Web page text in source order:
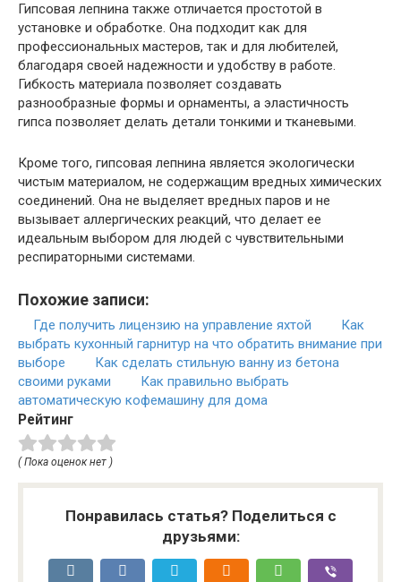
Гипсовая лепнина также отличается простотой в
установке и обработке. Она подходит как для
профессиональных мастеров, так и для любителей,
благодаря своей надежности и удобству в работе.
Гибкость материала позволяет создавать
разнообразные формы и орнаменты, а эластичность
гипса позволяет делать детали тонкими и тканевыми.
Кроме того, гипсовая лепнина является экологически
чистым материалом, не содержащим вредных химических
соединений. Она не выделяет вредных паров и не
вызывает аллергических реакций, что делает ее
идеальным выбором для людей с чувствительными
респираторными системами.
Похожие записи:
Где получить лицензию на управление яхтой
Как
выбрать кухонный гарнитур на что обратить внимание при
выборе
Как сделать стильную ванну из бетона
своими руками
Как правильно выбрать
автоматическую кофемашину для дома
Рейтинг
( Пока оценок нет )
Понравилась статья? Поделиться с
друзьями: